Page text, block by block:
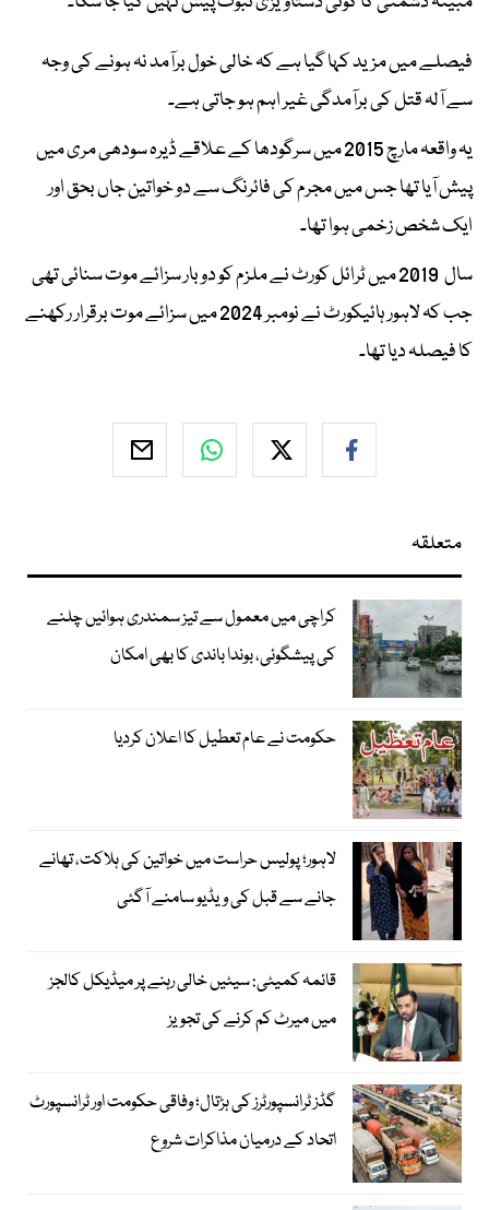
فیصلے میں مزید کہا گیا ہے کہ خالی خول برآمد نہ ہونے کی وجہ
سے آلہ قتل کی برآمدگی غیر اہم ہو جاتی ہے۔
یہ واقعہ مارچ 2015 میں سرگودھا کے علاقے ڈیرہ سودھی مری میں
پیش آیا تھا جس میں مجرم کی فائرنگ سے دو خواتین جاں بحق اور
ایک شخص زخمی ہوا تھا۔
سال 2019 میں ٹرائل کورٹ نے ملزم کو دو بار سزائے موت سنائی تھی
جب کہ لاہور ہائیکورٹ نے نومبر 2024 میں سزائے موت برقرار رکھنے
کا فیصلہ دیا تھا۔
متعلقہ
کراچی میں معمول سے تیز سمندری ہوائیں چلنے
کی پیشگوئی، بوندا باندی کا بھی امکان
حکومت نے عام تعطیل کا اعلان کردیا
لاہور؛ پولیس حراست میں خواتین کی ہلاکت، تھانے
جانے سے قبل کی ویڈیو سامنے آگئی
قائمہ کمیٹی: سیٹیں خالی رہنے پر میڈیکل کالجز
میں میرٹ کم کرنے کی تجویز
گڈز ٹرانسپورٹرز کی ہڑتال؛ وفاقی حکومت اور ٹرانسپورٹ
اتحاد کے درمیان مذاکرات شروع